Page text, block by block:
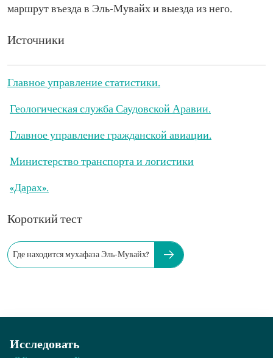
маршрут въезда в Эль-Мувайх и выезда из него.
Источники
Главное управление статистики.
Геологическая служба Саудовской Аравии.
Главное управление гражданской авиации.
Министерство транспорта и логистики
«Дарах».
Короткий тест
Где находится мухафаза Эль-Мувайх?
Исследовать